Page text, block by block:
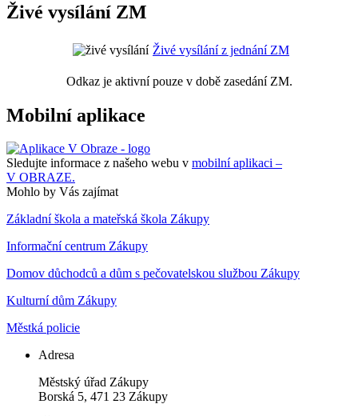
Živé vysílání ZM
Živé vysílání z jednání ZM
Odkaz je aktivní pouze v době zasedání ZM.
Mobilní aplikace
Sledujte informace z našeho webu v mobilní aplikaci –
V OBRAZE.
Mohlo by Vás zajímat
Základní škola a mateřská škola Zákupy
Informační centrum Zákupy
Domov důchodců a dům s pečovatelskou službou Zákupy
Kulturní dům Zákupy
Městká policie
Adresa
Městský úřad Zákupy
Borská 5, 471 23 Zákupy